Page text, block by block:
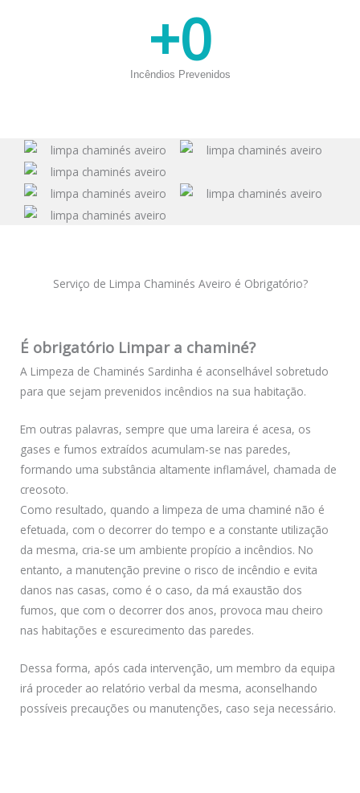
Incêndios Prevenidos
+0
Serviço de Limpa Chaminés Aveiro é Obrigatório?
É obrigatório Limpar a chaminé?
A Limpeza de Chaminés Sardinha é aconselhável sobretudo
para que sejam prevenidos incêndios na sua habitação.
Em outras palavras, sempre que uma lareira é acesa, os
gases e fumos extraídos acumulam-se nas paredes,
formando uma substância altamente inflamável, chamada de
creosoto.
Como resultado, quando a limpeza de uma chaminé não é
efetuada, com o decorrer do tempo e a constante utilização
da mesma, cria-se um ambiente propício a incêndios. No
entanto, a manutenção previne o risco de incêndio e evita
danos nas casas, como é o caso, da má exaustão dos
fumos, que com o decorrer dos anos, provoca mau cheiro
nas habitações e escurecimento das paredes.
Dessa forma, após cada intervenção, um membro da equipa
irá proceder ao relatório verbal da mesma, aconselhando
possíveis precauções ou manutenções, caso seja necessário.